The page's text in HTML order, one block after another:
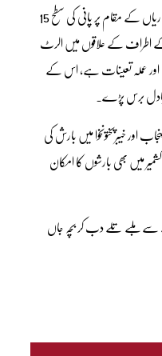
موسلادھار بارش کے باعث نالہ لئی میں کٹاریاں کے مقام پر پانی کی سطح 15
اطراف کے علاقوں میں الرٹ
عملہ تعینات ہے، اس کے
بادل برس پڑے۔
اور خیبرپختونخوا میں بارش کی
میں بھی بارشوں کا امکان
ملبے تلے دب کر بچہ جاں